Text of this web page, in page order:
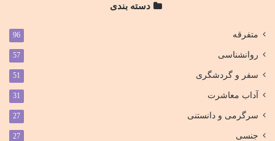
دسته بندی
متفرقه 96
روانشناسی 57
سفر و گردشگری 51
آداب معاشرت 31
سرگرمی و دانستنی 27
جنسی 27